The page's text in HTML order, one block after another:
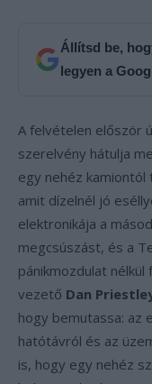
Állítsd be,
legyen a
A felvételen először
szerelvény hátulja
egy nehéz kamiontól
amit dízelnél jó
elektronikája a
megcsúszást, és a
pánikmozdulat
vezető Dan
hogy bemutassa: az
hatótávról és az
is, hogy egy nehéz